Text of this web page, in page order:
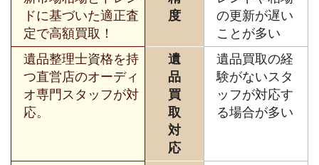
ドに基づいた適正査
定で高額買取！
度
の更新が遅い
ことが多い
遺品整理士資格を持
つ直営店のオーディ
オ専門スタッフが対
応。
遺
品
買
取
対
応
遺品買取の経
験がないスタ
ッフが対応す
る場合が多い